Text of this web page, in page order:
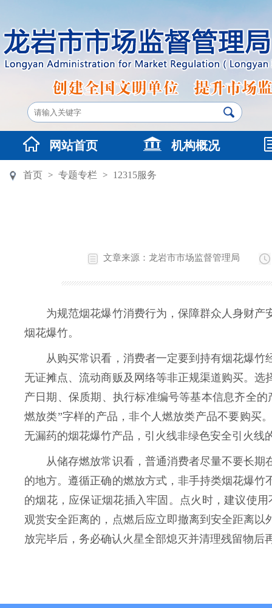
网站首页 机构概况
首页 > 专题专栏 > 12315服务
文章来源：龙岩市市场监督管理局
为规范烟花爆竹消费行为，保障群众人身财产
烟花爆竹。
从购买常识看，消费者一定要到持有烟花爆竹
无证摊点、流动商贩及网络等非正规渠道购买。
产日期、保质期、执行标准编号等基本信息齐全
燃放类”字样的产品，非个人燃放类产品不要购买
无漏药的烟花爆竹产品，引火线非绿色安全引火线
从储存燃放常识看，普通消费者尽量不要长期
的地方。遵循正确的燃放方式，非手持类烟花爆
的烟花，应保证烟花插入牢固。点火时，建议使
观赏安全距离的，点燃后应立即撤离到安全距离
放完毕后，务必确认火星全部熄灭并清理残留物后